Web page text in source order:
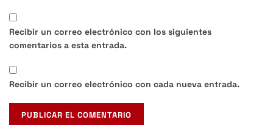
Recibir un correo electrónico con los siguientes
comentarios a esta entrada.
Recibir un correo electrónico con cada nueva entrada.